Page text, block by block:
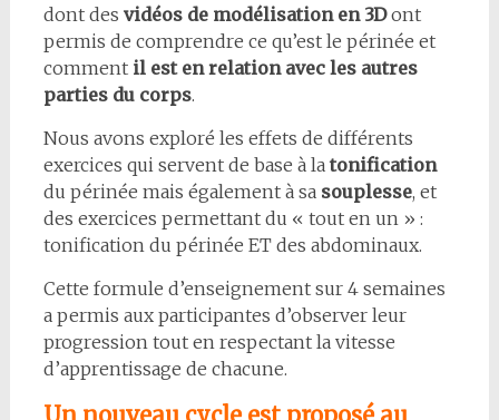
dont des vidéos de modélisation en 3Dont
permis de comprendre ce qu’est le périnée et
comment il est en relation avec les autres
parties du corps.
Nous avons exploré les effets de différents
exercices qui servent de base à latonification
du périnée mais également à sa souplesse, et
des exercices permettant du « tout en un » :
tonification du périnée ET des abdominaux.
Cette formule d’enseignement sur 4 semaines
a permis aux participantes d’observer leur
progression tout en respectant la vitesse
d’apprentissage de chacune.